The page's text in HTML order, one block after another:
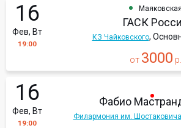
16
Фев, Вт
19:00
Маяковская
ГАСК
КЗ Чайковского,
от 3000 р.
16
Фев, Вт
19:00
Фабио
Филармония им. Шостаковича